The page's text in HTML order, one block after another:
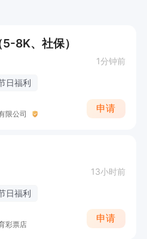
8K、社保）
1分钟前
日福利
限公司
申请
13小时前
日福利
彩票店
申请